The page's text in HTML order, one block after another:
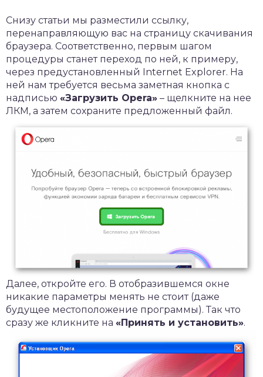
Снизу статьи мы разместили ссылку,
перенаправляющую вас на страницу скачивания
браузера. Соответственно, первым шагом
процедуры станет переход по ней, к примеру,
через предустановленный Internet Explorer. На
ней нам требуется весьма заметная кнопка с
надписью «Загрузить Opera» – щелкните на нее
ЛКМ, а затем сохраните предложенный файл.
Далее, откройте его. В отобразившемся окне
никакие параметры менять не стоит (даже
будущее местоположение программы). Так что
сразу же кликните на «Принять и установить».